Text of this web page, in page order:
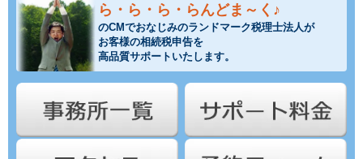
ら・ら・ら・らんどま～く♪
のCMでおなじみのランドマーク税理士法人が
お客様の相続税申告を
高品質サポートいたします。